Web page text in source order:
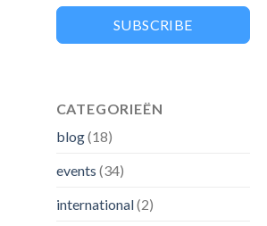
SUBSCRIBE
CATEGORIEËN
blog(18)
events (34)
international(2)